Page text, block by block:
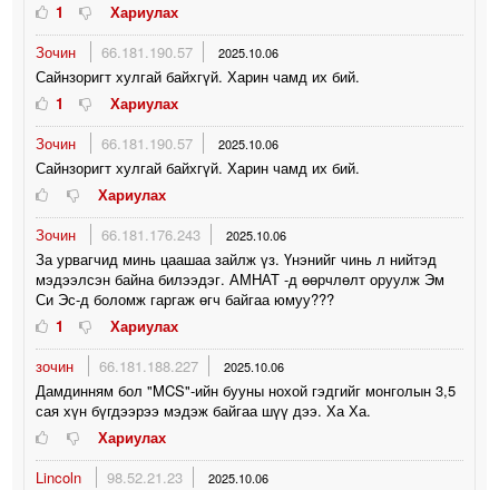
1
Хариулах
Зочин
66.181.190.57 2025.10.06
Сайнзоригт хулгай байхгүй. Харин чамд их бий.
1
Хариулах
Зочин
66.181.190.57 2025.10.06
Сайнзоригт хулгай байхгүй. Харин чамд их бий.
Хариулах
Зочин
66.181.176.243 2025.10.06
За урвагчид минь цаашаа зайлж үз. Үнэнийг чинь л нийтэд
мэдээлсэн байна билээдэг. АМНАТ -д өөрчлөлт оруулж Эм
Си Эс-д боломж гаргаж өгч байгаа юмуу???
1
Хариулах
зочин
66.181.188.227 2025.10.06
Дамдинням бол "MCS"-ийн бууны нохой гэдгийг монголын 3,5
сая хүн бүгдээрээ мэдэж байгаа шүү дээ. Ха Ха.
Хариулах
Lincoln
98.52.21.23 2025.10.06